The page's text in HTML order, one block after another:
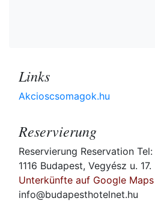
Links
Akcioscsomagok.hu
Reservierung
Reservierung Reservation
1116 Budapest, Vegyész u. 17.
Unterkünfte auf Google
info@budapesthotelnet.hu